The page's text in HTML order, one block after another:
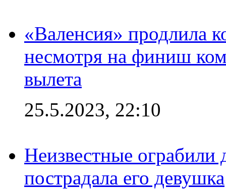
«Валенсия» продлила
несмотря на финиш
вылета
25.5.2023, 22:10
Неизвестные
пострадала его девушка